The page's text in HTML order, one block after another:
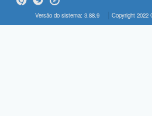
Versão do sistema: 3.88.9 Copyright 2022